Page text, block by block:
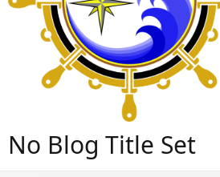
No Blog Title Set